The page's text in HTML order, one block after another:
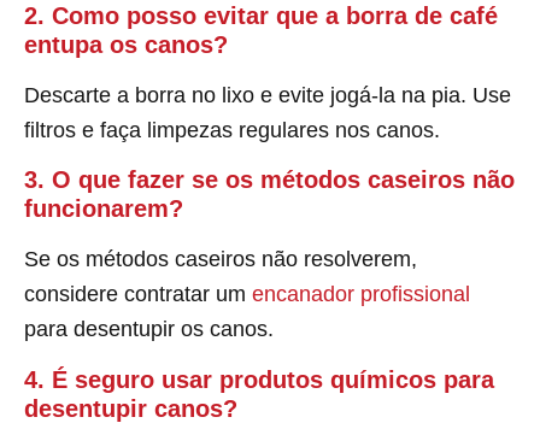
2. Como posso evitar que a borra de café
entupa os canos?
Descarte a borra no lixo e evite jogá-la na pia. Use
filtros e faça limpezas regulares nos canos.
3. O que fazer se os métodos caseiros não
funcionarem?
Se os métodos caseiros não resolverem,
considere contratar um encanador profissional
para desentupir os canos.
4. É seguro usar produtos químicos para
desentupir canos?